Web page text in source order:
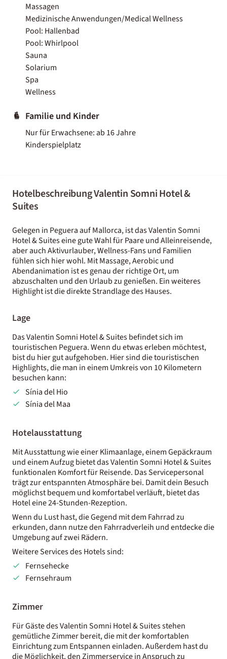
Massagen
Medizinische Anwendungen/Medical Wellness
Pool: Hallenbad
Pool: Whirlpool
Sauna
Solarium
Spa
Wellness
Familie und Kinder
Nur für Erwachsene: ab 16 Jahre
Kinderspielplatz
Hotelbeschreibung Valentin Somni Hotel &
Suites
Gelegen in Peguera auf Mallorca, ist das Valentin Somni
Hotel & Suites eine gute Wahl für Paare und Alleinreisende,
aber auch Aktivurlauber, Wellness-Fans und Familien
fühlen sich hier wohl. Mit Massage, Aerobic und
Abendanimation ist es genau der richtige Ort, um
abzuschalten und den Urlaub zu genießen. Ein weiteres
Highlight ist die direkte Strandlage des Hauses.
Lage
Das Valentin Somni Hotel & Suites befindet sich im
touristischen Peguera. Wenn du etwas erleben möchtest,
bist du hier gut aufgehoben. Hier sind die touristischen
Highlights, die man in einem Umkreis von 10 Kilometern
besuchen kann:
Sínia del Hio
Sínia del Maa
Hotelausstattung
Mit Ausstattung wie einer Klimaanlage, einem Gepäckraum
und einem Aufzug bietet das Valentin Somni Hotel & Suites
funktionalen Komfort für Reisende. Das Servicepersonal
trägt zur entspannten Atmosphäre bei. Damit dein Besuch
möglichst bequem und komfortabel verläuft, bietet das
Hotel eine 24-Stunden-Rezeption.
Wenn du Lust hast, die Gegend mit dem Fahrrad zu
erkunden, dann nutze den Fahrradverleih und entdecke die
Umgebung auf zwei Rädern.
Weitere Services des Hotels sind:
Fernsehecke
Fernsehraum
Zimmer
Für Gäste des Valentin Somni Hotel & Suites stehen
gemütliche Zimmer bereit, die mit der komfortablen
Einrichtung zum Entspannen einladen. Außerdem hast du
die Möglichkeit, den Zimmerservice in Anspruch zu